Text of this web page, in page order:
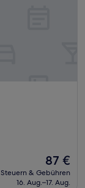
Der
Preis
beträgt
87 €
& Gebühren
16. Aug.–17. Aug.